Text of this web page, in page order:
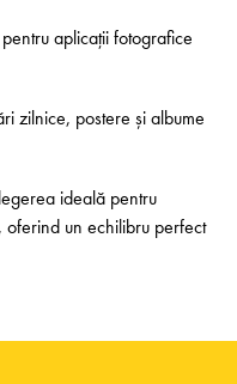
aplicații fotografice
zilnice, postere și albume
ideală pentru
un echilibru perfect